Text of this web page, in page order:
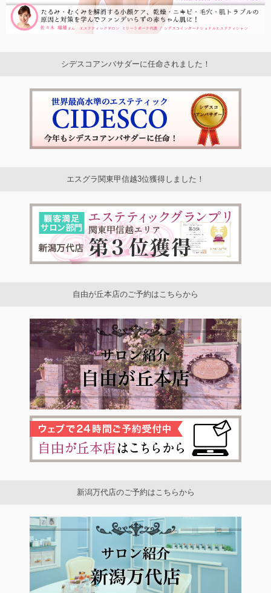
シデスコアンバサダーに任命されました！
エスグラ関東甲信越3位獲得しました！
自由が丘本店のご予約はこちらから
新潟万代店のご予約はこちらから